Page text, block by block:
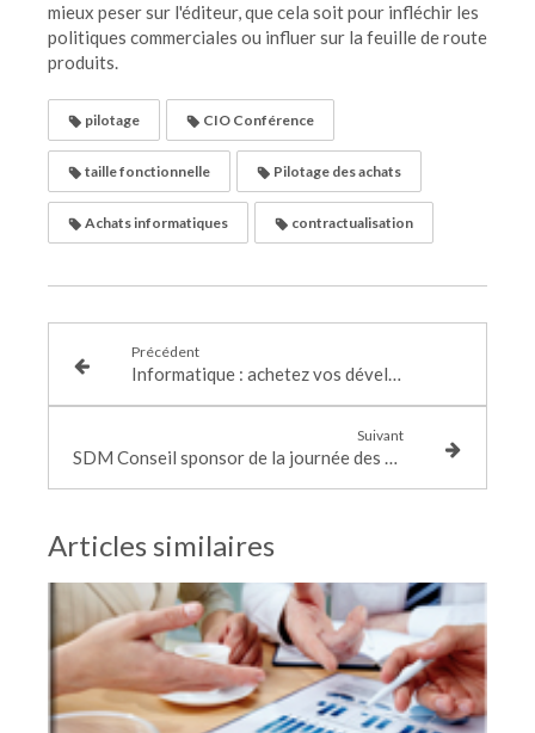
mieux peser sur l'éditeur, que cela soit pour infléchir les
politiques commerciales ou influer sur la feuille de route
produits.
pilotage CIO Conférence
taille fonctionnelle Pilotage des achats
Achats informatiques contractualisation
Précédent
Informatique : achetez vos développements logiciels au juste prix
Suivant
SDM Conseil sponsor de la journée des métriques informatiques organisée par l'ASSEMI à Paris le 11 juin 2019
Articles similaires